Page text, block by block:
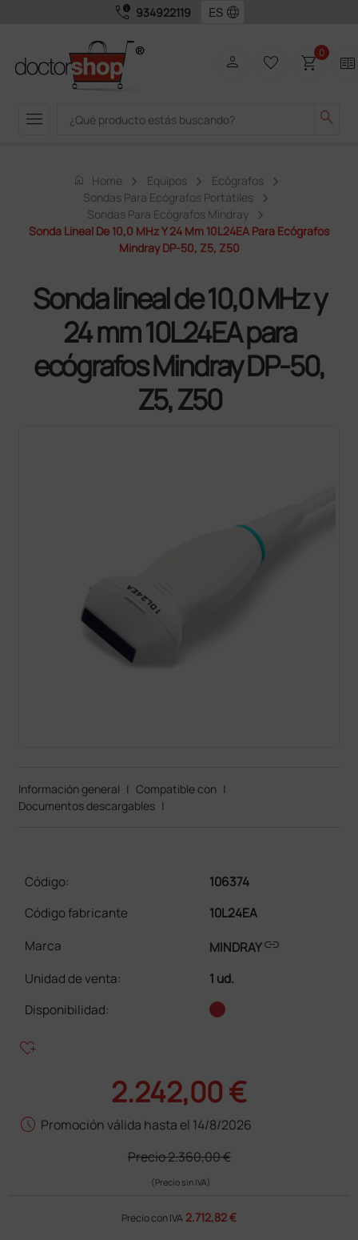
call_quality 934922119 language
menu search
person favorite_border shopping_cart0 two_pager
home Home Equipos
Ecógrafos
Sondas Para Ecógrafos Portátiles
Sondas Para Ecógrafos Mindray
Sonda Lineal De 10,0 MHz Y 24 Mm 10L24EA Para Ecógrafos
Mindray DP-50, Z5, Z50
Sonda lineal de 10,0 MHz y
24 mm 10L24EA para
ecógrafos Mindray DP-50,
Z5, Z50
Información general | Compatible con |
Documentos descargables |
Código:
106374
Código fabricante
10L24EA
Marca
MINDRAYlink
Unidad de venta:
1 ud.
Disponibilidad:
heart_plus
2.242,00 €
schedule Promoción válida hasta el 14/8/2026
Precio2.360,00 €
(Precio sin IVA)
Precio con IVA 2.712,82 €